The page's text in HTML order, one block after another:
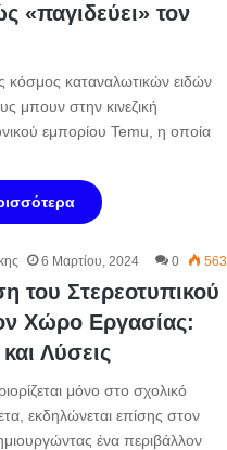
«παγιδεύει» τον
καταναλωτικών ειδών
μπουν στην κινεζική
εμπορίου Temu, η οποία
6 Μαρτίου, 2024 0 563
του Στερεοτυπικού
Χώρο Εργασίας:
Λύσεις
μόνο στο σχολικό
εκδηλώνεται επίσης στον
ένα περιβάλλον